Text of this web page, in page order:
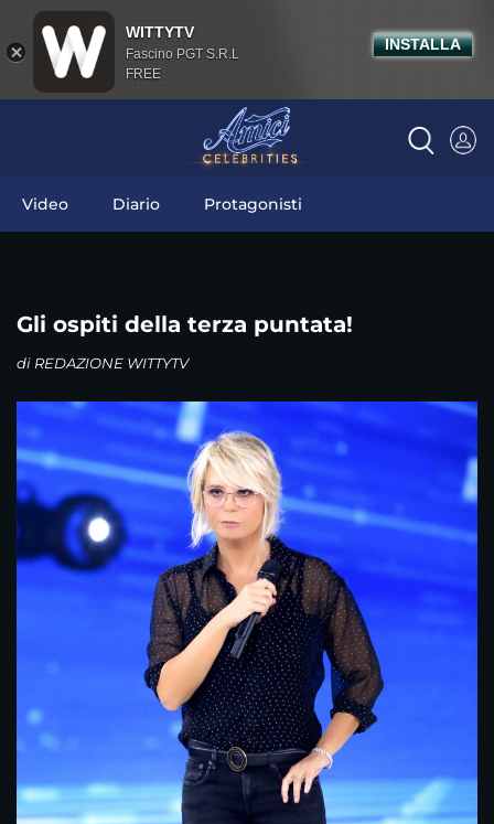
Video Diario Protagonisti
Gli ospiti della terza puntata!
di REDAZIONE WITTYTV
WITTYTV
Fascino PGT S.R.L
FREE
INSTALLA